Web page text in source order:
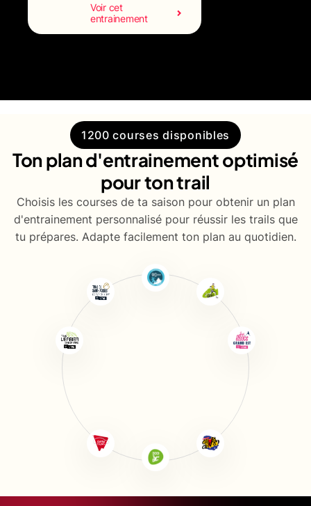
Voir cet
entrainement
1200 courses disponibles
Ton plan d'entrainement optimisé
pour ton trail
Choisis les courses de ta saison pour obtenir un plan
d'entrainement personnalisé pour réussir les trails que
tu prépares. Adapte facilement ton plan au quotidien.